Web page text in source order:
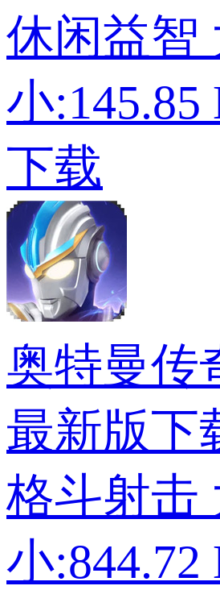
休闲益智
小:145.85
下载
奥特曼传
最新版下
格斗射击
小:844.72